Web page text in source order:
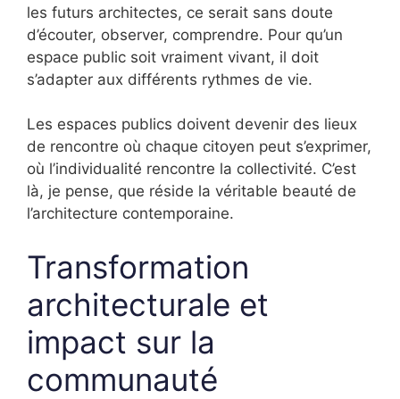
les futurs architectes, ce serait sans doute
d’écouter, observer, comprendre. Pour qu’un
espace public soit vraiment vivant, il doit
s’adapter aux différents rythmes de vie.
Les espaces publics doivent devenir des lieux
de rencontre où chaque citoyen peut s’exprimer,
où l’individualité rencontre la collectivité. C’est
là, je pense, que réside la véritable beauté de
l’architecture contemporaine.
Transformation
architecturale et
impact sur la
communauté